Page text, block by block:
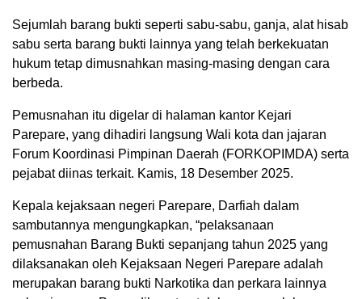
Sejumlah barang bukti seperti sabu-sabu, ganja, alat hisab
sabu serta barang bukti lainnya yang telah berkekuatan
hukum tetap dimusnahkan masing-masing dengan cara
berbeda.
Pemusnahan itu digelar di halaman kantor Kejari
Parepare, yang dihadiri langsung Wali kota dan jajaran
Forum Koordinasi Pimpinan Daerah (FORKOPIMDA) serta
pejabat diinas terkait. Kamis, 18 Desember 2025.
Kepala kejaksaan negeri Parepare, Darfiah dalam
sambutannya mengungkapkan, “pelaksanaan
pemusnahan Barang Bukti sepanjang tahun 2025 yang
dilaksanakan oleh Kejaksaan Negeri Parepare adalah
merupakan barang bukti Narkotika dan perkara lainnya